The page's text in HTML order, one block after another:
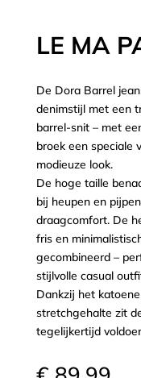
LE MA
De Dora Barrel
denimstijl met een
barrel-snit – met
broek een speciale
modieuze look.
De hoge taille
bij heupen en
draagcomfort. De
fris en
gecombineerd –
stijlvolle casual
Dankzij het
stretchgehalte zit
tegelijkertijd